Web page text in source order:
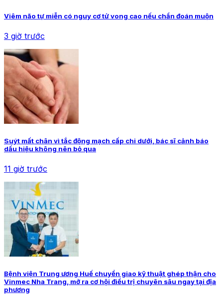
Viêm não tự miễn có nguy cơ tử vong cao nếu chẩn đoán muộn
3 giờ trước
Suýt mất chân vì tắc động mạch cấp chi dưới, bác sĩ cảnh báo
dấu hiệu không nên bỏ qua
11 giờ trước
Bệnh viện Trung ương Huế chuyển giao kỹ thuật ghép thận cho
Vinmec Nha Trang, mở ra cơ hội điều trị chuyên sâu ngay tại địa
phương